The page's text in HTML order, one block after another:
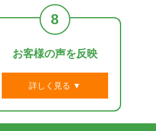
8
お客様の声を反映
詳しく見る ▼